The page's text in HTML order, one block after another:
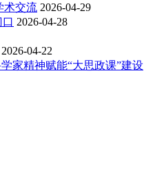
术交流 2026-04-29
2026-04-28
2026-04-22
家精神赋能“大思政课”建设